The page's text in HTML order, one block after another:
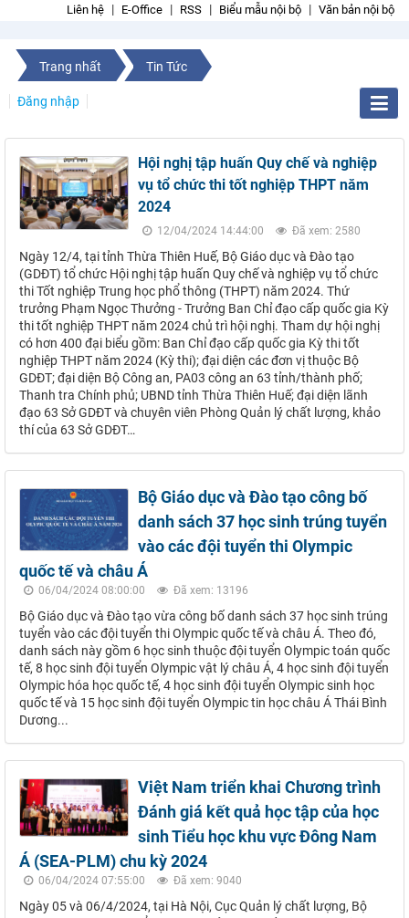
Liên hệ E-Office RSS Biểu mẫu nội bộ Văn bản nội bộ
Trang nhất Tin Tức
Đăng nhập
Hội nghị tập huấn Quy chế và nghiệp
vụ tổ chức thi tốt nghiệp THPT năm
2024
12/04/2024 14:44:00 Đã xem: 2580
Ngày 12/4, tại tỉnh Thừa Thiên Huế, Bộ Giáo dục và Đào tạo
(GDĐT) tổ chức Hội nghị tập huấn Quy chế và nghiệp vụ tổ chức
thi Tốt nghiệp Trung học phổ thông (THPT) năm 2024. Thứ
trưởng Phạm Ngọc Thưởng - Trưởng Ban Chỉ đạo cấp quốc gia Kỳ
thi tốt nghiệp THPT năm 2024 chủ trì hội nghị. Tham dự hội nghị
có hơn 400 đại biểu gồm: Ban Chỉ đạo cấp quốc gia Kỳ thi tốt
nghiệp THPT năm 2024 (Kỳ thi); đại diện các đơn vị thuộc Bộ
GDĐT; đại diện Bộ Công an, PA03 công an 63 tỉnh/thành phố;
Thanh tra Chính phủ; UBND tỉnh Thừa Thiên Huế; đại diện lãnh
đạo 63 Sở GDĐT và chuyên viên Phòng Quản lý chất lượng, khảo
thí của 63 Sở GDĐT…
Bộ Giáo dục và Đào tạo công bố
danh sách 37 học sinh trúng tuyển
vào các đội tuyển thi Olympic
quốc tế và châu Á
06/04/2024 08:00:00 Đã xem: 13196
Bộ Giáo dục và Đào tạo vừa công bố danh sách 37 học sinh trúng
tuyển vào các đội tuyển thi Olympic quốc tế và châu Á. Theo đó,
danh sách này gồm 6 học sinh thuộc đội tuyển Olympic toán quốc
tế, 8 học sinh đội tuyển Olympic vật lý châu Á, 4 học sinh đội tuyển
Olympic hóa học quốc tế, 4 học sinh đội tuyển Olympic sinh học
quốc tế và 15 học sinh đội tuyển Olympic tin học châu Á Thái Bình
Dương...
Việt Nam triển khai Chương trình
Đánh giá kết quả học tập của học
sinh Tiểu học khu vực Đông Nam
Á (SEA-PLM) chu kỳ 2024
06/04/2024 07:55:00 Đã xem: 9040
Ngày 05 và 06/4/2024, tại Hà Nội, Cục Quản lý chất lượng, Bộ